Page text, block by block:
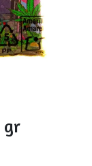
gr